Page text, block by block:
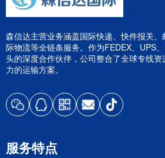
森信达主营业务涵盖国际快递、快件报关
际物流等全链条服务。作为FEDEX、UPS
头的深度合作伙伴，公司整合了全球专线
力的运输方案。
服务特点